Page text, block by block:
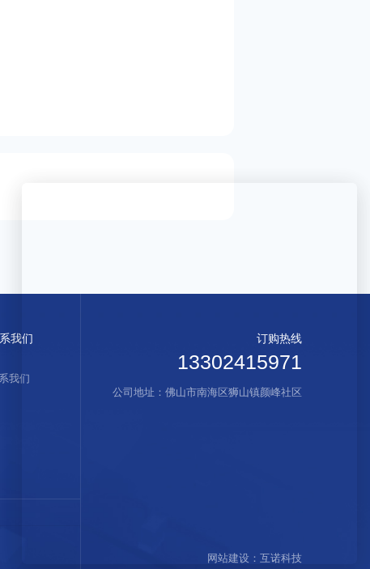
我们
我们
订购热线
13302415971
公司地址：佛山市南海区狮山镇颜峰社区
网站建设： 互诺科技